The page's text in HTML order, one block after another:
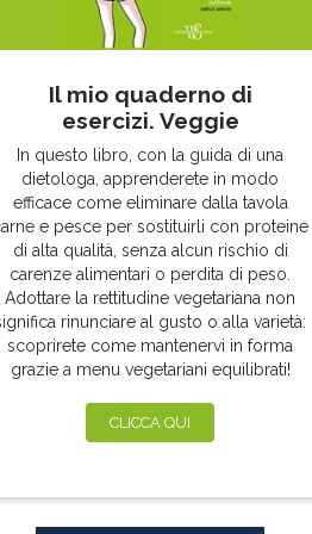
Il mio quaderno di
esercizi. Veggie
In questo libro, con la guida di una
dietologa, apprenderete in modo
efficace come eliminare dalla tavola
e pesce per sostituirli con proteine
di alta qualità, senza alcun rischio di
carenze alimentari o perdita di peso.
Adottare la rettitudine vegetariana non
rinunciare al gusto o alla varietà:
scoprirete come mantenervi in forma
grazie a menu vegetariani equilibrati!
CLICCA QUI